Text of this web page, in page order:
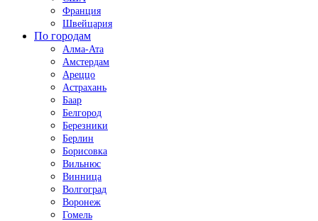
Франция
Швейцария
По городам
Алма-Ата
Амстердам
Ареццо
Астрахань
Баар
Белгород
Березники
Берлин
Борисовка
Вильнюс
Винница
Волгоград
Воронеж
Гомель